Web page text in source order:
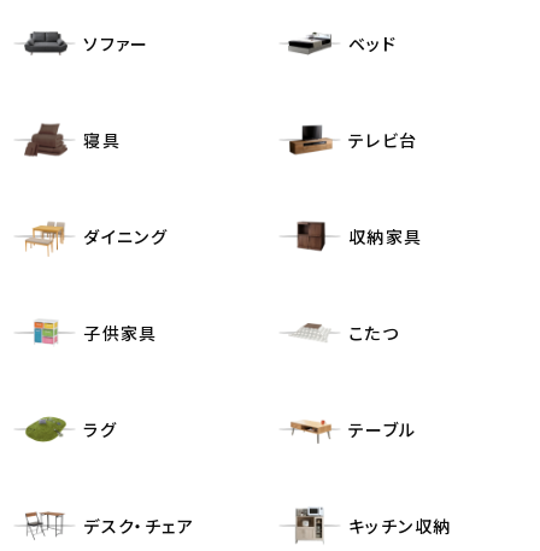
ソファー ベッド
寝具 テレビ台
ダイニング 収納家具
子供家具 こたつ
ラグ テーブル
デスク・チェア キッチン収納